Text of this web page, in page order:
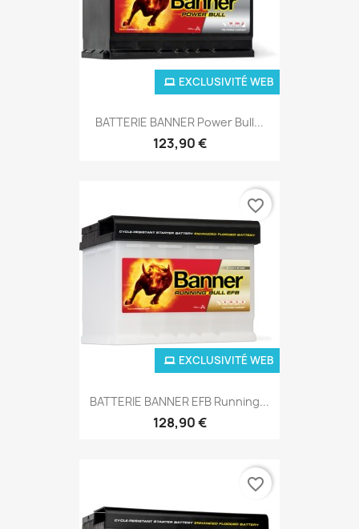
BATTERIE BANNER Power Bull...
123,90 €
EXCLUSIVITÉ WEB
BATTERIE BANNER EFB Running...
128,90 €
EXCLUSIVITÉ WEB
favorite_border
favorite_border